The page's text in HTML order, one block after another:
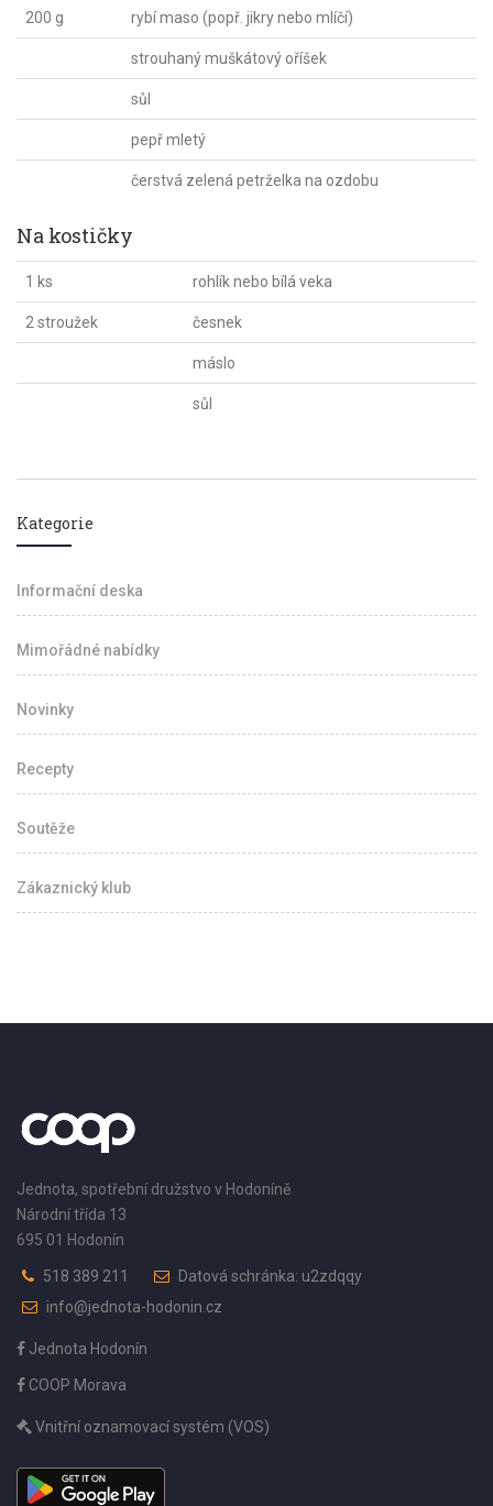
200 g rybí maso (popř. jikry nebo mlíčí)
strouhaný muškátový oříšek
sůl
pepř mletý
čerstvá zelená petrželka na ozdobu
Na kostičky
1 ks rohlík nebo bílá veka
2 stroužek česnek
máslo
sůl
Kategorie
Informační deska
Mimořádné nabídky
Novinky
Recepty
Soutěže
Zákaznický klub
Jednota, spotřební družstvo v Hodoníně
Národní třída 13
695 01 Hodonín
518 389 211
Datová schránka: u2zdqqy
info@jednota-hodonin.cz
Jednota Hodonín
COOP Morava
Vnitřní oznamovací systém (VOS)